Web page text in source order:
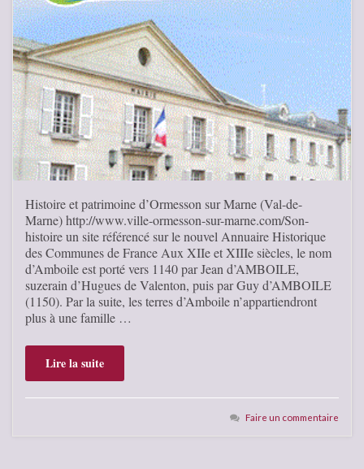
Histoire et patrimoine d’Ormesson sur Marne (Val-de-
Marne) http://www.ville-ormesson-sur-marne.com/Son-
histoire un site référencé sur le nouvel Annuaire Historique
des Communes de France Aux XIIe et XIIIe siècles, le nom
d’Amboile est porté vers 1140 par Jean d’AMBOILE,
suzerain d’Hugues de Valenton, puis par Guy d’AMBOILE
(1150). Par la suite, les terres d’Amboile n’appartiendront
plus à une famille …
Lire la suite
Faire un commentaire